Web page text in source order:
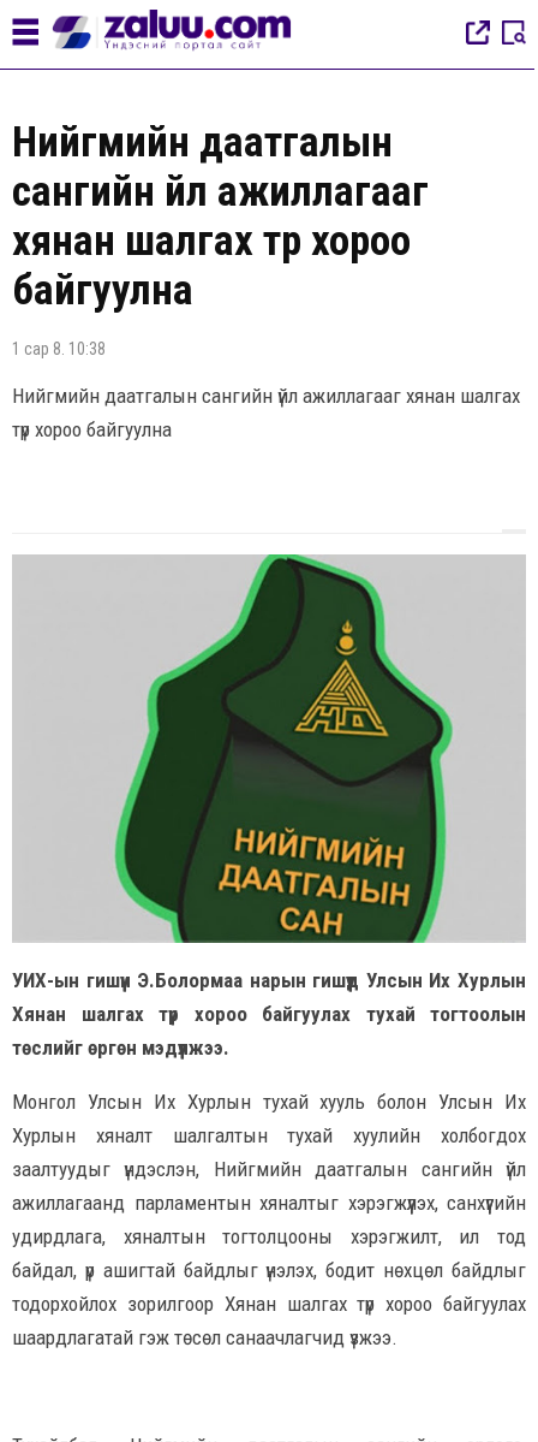
Нийгмийн даатгалын
сангийн үйл ажиллагааг
хянан шалгах түр хороо
байгуулна
1 сар 8. 10:38
Нийгмийн даатгалын сангийн үйл ажиллагааг хянан шалгах
түр хороо байгуулна
УИХ-ын гишүүн Э.Болормаа нарын гишүүд Улсын Их Хурлын
Хянан шалгах түр хороо байгуулах тухай тогтоолын
төслийг өргөн мэдүүлжээ.
Монгол Улсын Их Хурлын тухай хууль болон Улсын Их
Хурлын хяналт шалгалтын тухай хуулийн холбогдох
заалтуудыг үндэслэн, Нийгмийн даатгалын сангийн үйл
ажиллагаанд парламентын хяналтыг хэрэгжүүлэх, санхүүгийн
удирдлага, хяналтын тогтолцооны хэрэгжилт, ил тод
байдал, үр ашигтай байдлыг үнэлэх, бодит нөхцөл байдлыг
тодорхойлох зорилгоор Хянан шалгах түр хороо байгуулах
шаардлагатай гэж төсөл санаачлагчид үзжээ.